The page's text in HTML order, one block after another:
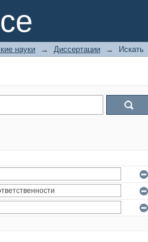
науки → Диссертации → Искать